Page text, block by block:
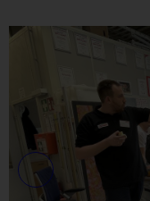
6/ 61